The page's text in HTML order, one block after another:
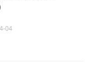
04